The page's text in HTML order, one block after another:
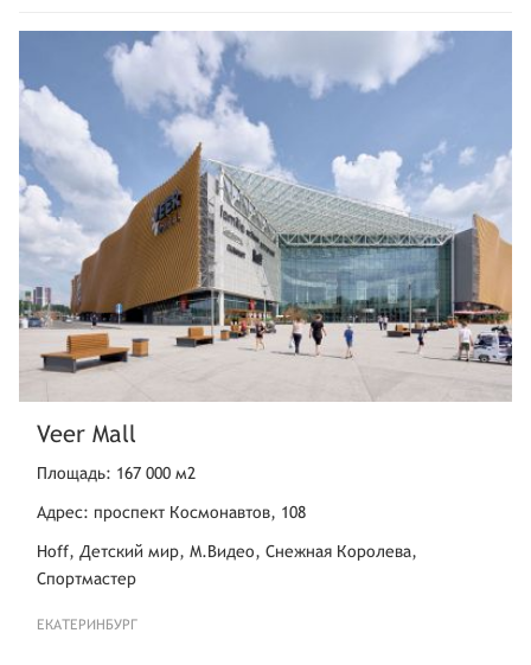
Veer Mall
Площадь: 167 000 м2
Адрес: проспект Космонавтов, 108
Hoff, Детский мир, М.Видео, Снежная Королева,
Спортмастер
ЕКАТЕРИНБУРГ